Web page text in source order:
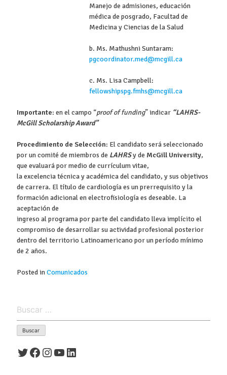
Manejo de admisiones, educación
médica de posgrado, Facultad de
Medicina y Ciencias de la Salud
b. Ms. Mathushni Suntaram:
pgcoordinator.med@mcgill.ca
c. Ms. Lisa Campbell:
fellowshipspg.fmhs@mcgill.ca
Importante: en el campo “proof of funding” indicar “LAHRS-
McGill Scholarship Award”
Procedimiento de Selección: El candidato será seleccionado
por un comité de miembros de LAHRSy de McGill University,
que evaluará por medio de currículum vitae,
la excelencia técnica y académica del candidato, y sus objetivos
de carrera. El título de cardiología es un prerrequisito y la
formación adicional en electrofisiología es deseable. La
aceptación de
ingreso al programa por parte del candidato lleva implícito el
compromiso de desarrollar su actividad profesional posterior
dentro del territorio Latinoamericano por un período mínimo
de 2 años.
Posted inComunicados
Twitter
Facebook
Instagram
YouTube
LinkedIn